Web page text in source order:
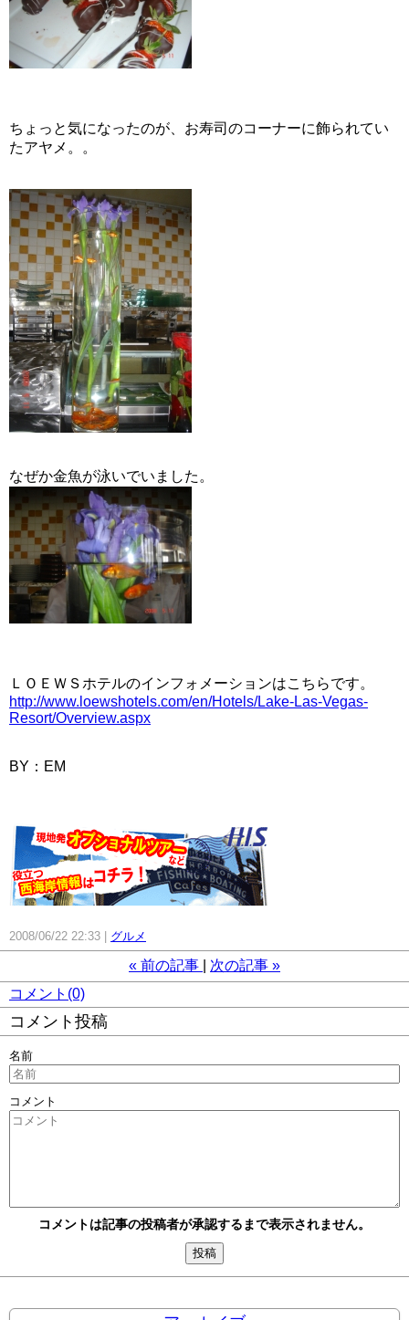
ちょっと気になったのが、お寿司のコーナーに飾られてい
たアヤメ。。
なぜか金魚が泳いでいました。
ＬＯＥＷＳホテルのインフォメーションはこちらです。
http://www.loewshotels.com/en/Hotels/Lake-Las-Vegas-
Resort/Overview.aspx
BY：EM
2008/06/22 22:33 グルメ
« 前の記事 次の記事 »
コメント(0)
コメント投稿
名前
コメント
コメントは記事の投稿者が承認するまで表示されません。